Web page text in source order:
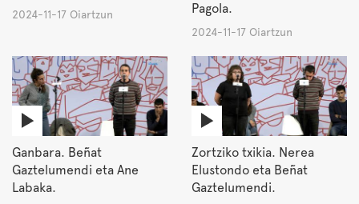
2024-11-17 Oiartzun
Pagola.
2024-11-17 Oiartzun
Ganbara. Beñat
Gaztelumendi eta Ane
Labaka.
Zortziko txikia. Nerea
Elustondo eta Beñat
Gaztelumendi.